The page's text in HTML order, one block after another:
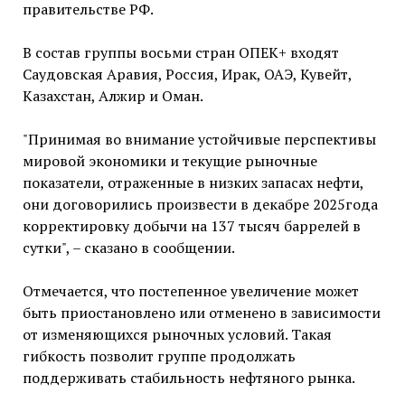
правительстве РФ.
В состав группы восьми стран ОПЕК+ входят
Саудовская Аравия, Россия, Ирак, ОАЭ, Кувейт,
Казахстан, Алжир и Оман.
"Принимая во внимание устойчивые перспективы
мировой экономики и текущие рыночные
показатели, отраженные в низких запасах нефти,
они договорились произвести в декабре 2025года
корректировку добычи на 137 тысяч баррелей в
сутки", – сказано в сообщении.
Отмечается, что постепенное увеличение может
быть приостановлено или отменено в зависимости
от изменяющихся рыночных условий. Такая
гибкость позволит группе продолжать
поддерживать стабильность нефтяного рынка.